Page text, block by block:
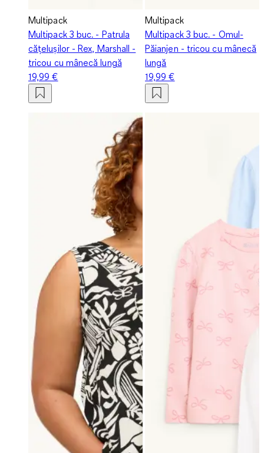
Multipack
Multipack 3 buc. - Patrula
cățelușilor - Rex, Marshall -
tricou cu mânecă lungă
19,99 €
Multipack
Multipack 3 buc. - Omul-
Păianjen - tricou cu mânecă
lungă
19,99 €